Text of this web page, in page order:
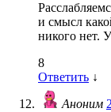
и смысл
никого нет.
8
Ответить ↓
Аноним